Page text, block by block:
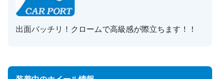
出面バッチリ！クロームで高級感が際立ちます！！